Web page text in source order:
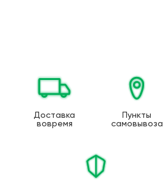
Доставка
вовремя
Пункты
самовывоза